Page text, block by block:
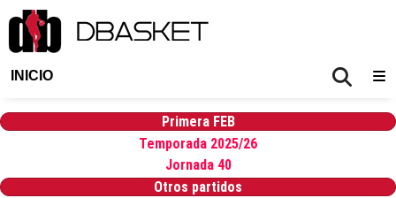
INICIO
Primera FEB
Temporada 2025/26
Jornada 40
Otros partidos